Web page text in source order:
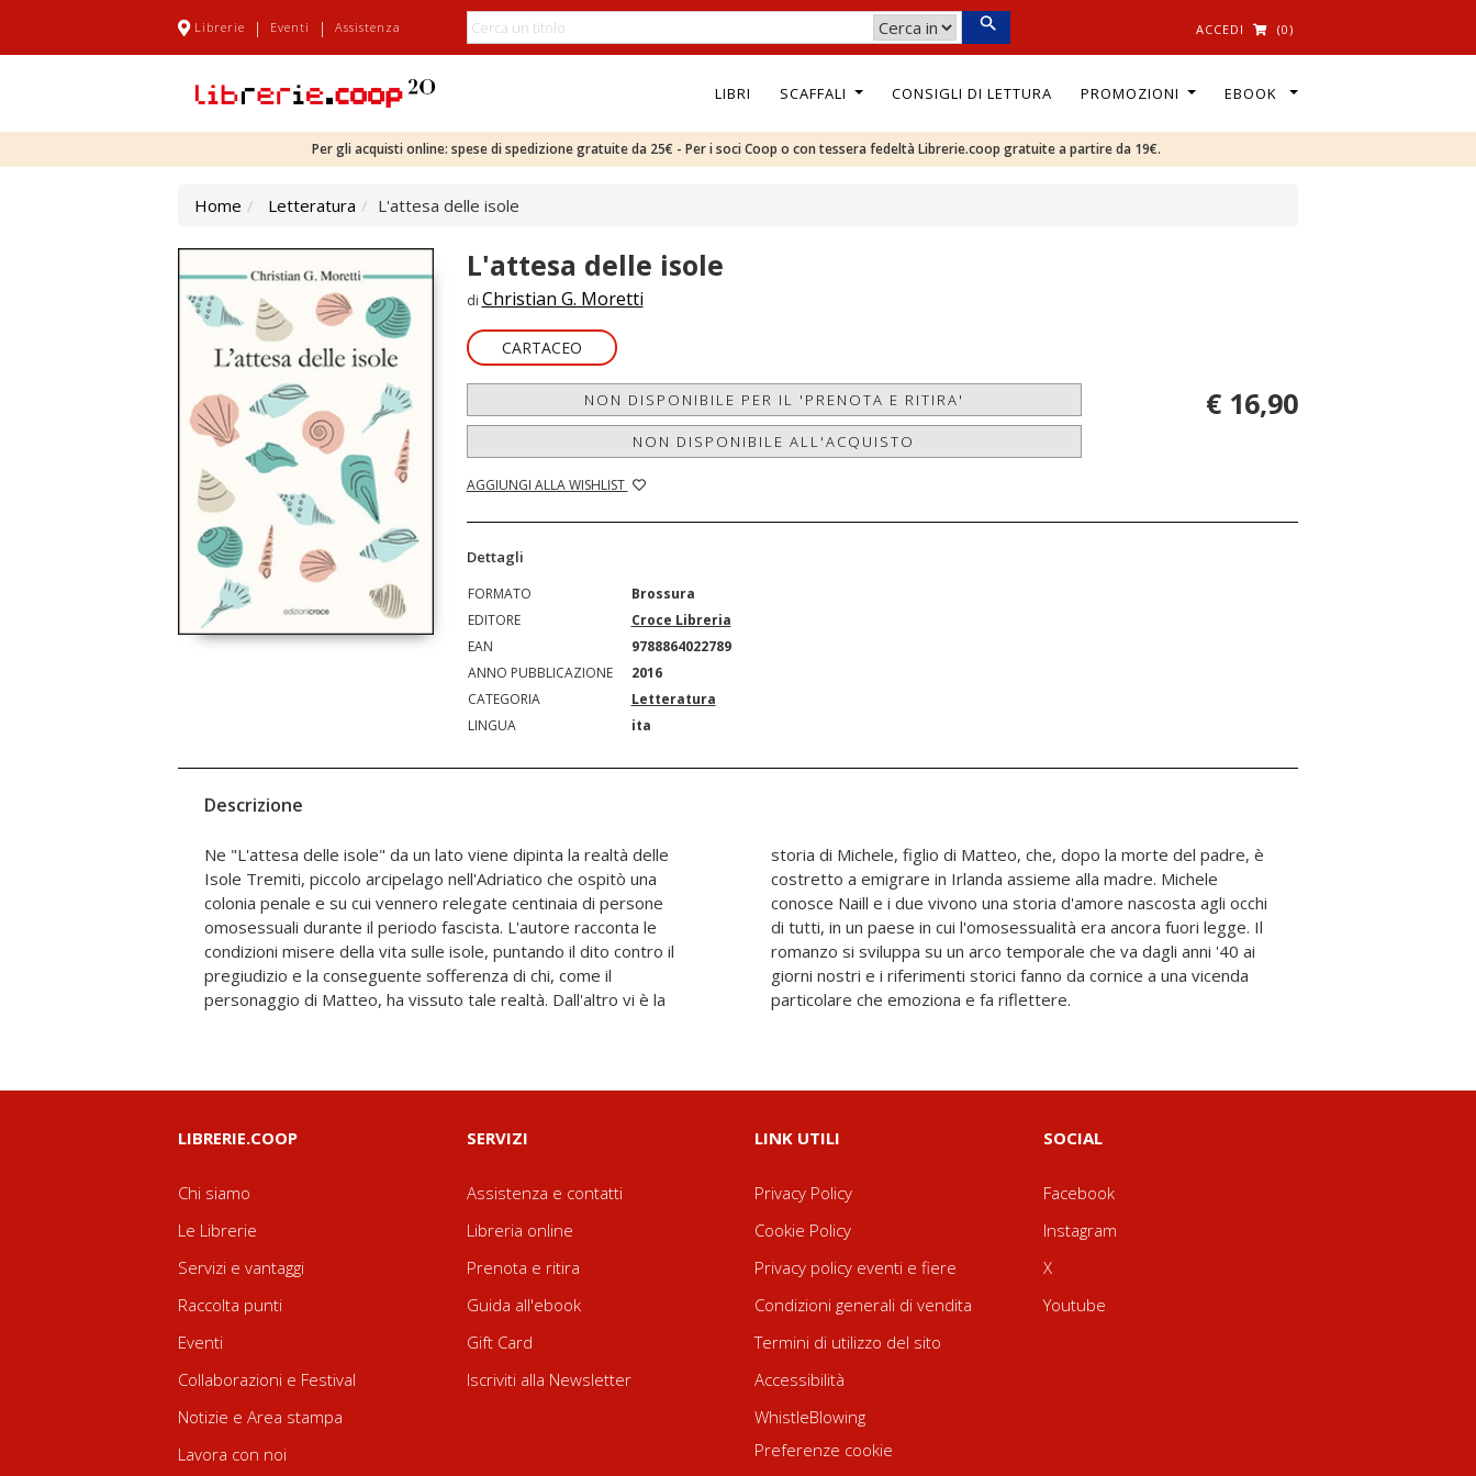
Librerie | Eventi | Assistenza ACCEDI (0)
LIBRI SCAFFALI CONSIGLI DI LETTURA PROMOZIONI EBOOK
Per gli acquisti online: spese di spedizione gratuite da 25€ - Per i soci Coop o con tessera fedeltà Librerie.coop gratuite a partire da 19€.
Home Letteratura L'attesa delle isole
L'attesa delle isole
di Christian G. Moretti
CARTACEO
NON DISPONIBILE PER IL 'PRENOTA E RITIRA'
NON DISPONIBILE ALL'ACQUISTO
AGGIUNGI ALLA WISHLIST
€ 16,90
Dettagli
FORMATO
Brossura
EDITORE
Croce Libreria
EAN
9788864022789
ANNO PUBBLICAZIONE
2016
CATEGORIA
Letteratura
LINGUA
ita
Descrizione
Ne "L'attesa delle isole" da un lato viene dipinta la realtà delle
Isole Tremiti, piccolo arcipelago nell'Adriatico che ospitò una
colonia penale e su cui vennero relegate centinaia di persone
omosessuali durante il periodo fascista. L'autore racconta le
condizioni misere della vita sulle isole, puntando il dito contro il
pregiudizio e la conseguente sofferenza di chi, come il
personaggio di Matteo, ha vissuto tale realtà. Dall'altro vi è la
storia di Michele, figlio di Matteo, che, dopo la morte del padre, è
costretto a emigrare in Irlanda assieme alla madre. Michele
conosce Naill e i due vivono una storia d'amore nascosta agli occhi
di tutti, in un paese in cui l'omosessualità era ancora fuori legge. Il
romanzo si sviluppa su un arco temporale che va dagli anni '40 ai
giorni nostri e i riferimenti storici fanno da cornice a una vicenda
particolare che emoziona e fa riflettere.
LIBRERIE.COOP
Chi siamo
Le Librerie
Servizi e vantaggi
Raccolta punti
Eventi
Collaborazioni e Festival
Notizie e Area stampa
Lavora con noi
SERVIZI
Assistenza e contatti
Libreria online
Prenota e ritira
Guida all'ebook
Gift Card
Iscriviti alla Newsletter
LINK UTILI
Privacy Policy
Cookie Policy
Privacy policy eventi e fiere
Condizioni generali di vendita
Termini di utilizzo del sito
Accessibilità
WhistleBlowing
Preferenze cookie
SOCIAL
Facebook
Instagram
X
Youtube